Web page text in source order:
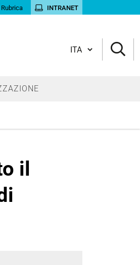
Rubrica INTRANET
Cambia lingua
il